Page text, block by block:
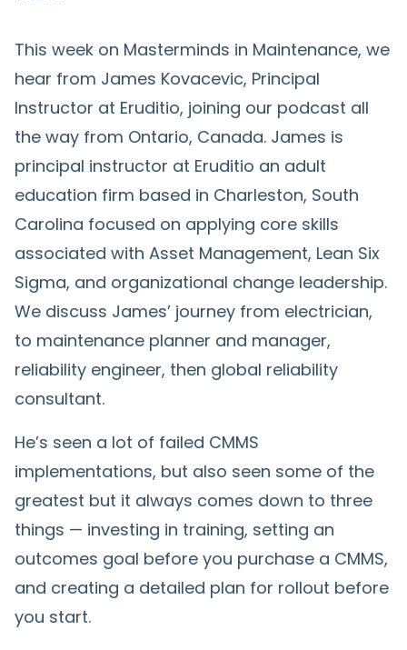
This week on Masterminds in Maintenance, we
hear from James Kovacevic, Principal
Instructor at Eruditio, joining our podcast all
the way from Ontario, Canada. James is
principal instructor at Eruditio an adult
education firm based in Charleston, South
Carolina focused on applying core skills
associated with Asset Management, Lean Six
Sigma, and organizational change leadership.
We discuss James’ journey from electrician,
to maintenance planner and manager,
reliability engineer, then global reliability
consultant.
He’s seen a lot of failed CMMS
implementations, but also seen some of the
greatest but it always comes down to three
things — investing in training, setting an
outcomes goal before you purchase a CMMS,
and creating a detailed plan for rollout before
you start.